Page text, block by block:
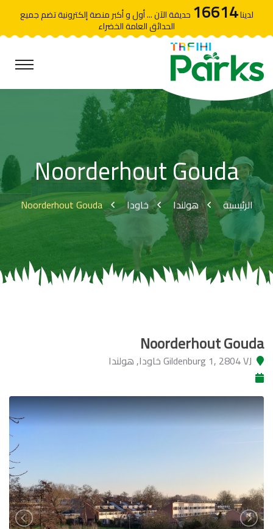
لدينا16614 حديقة الآن ... أول و أكبر منصة إلكترونية تضم جميع
الحدائق العامة الخضراء
Noorderhout Gouda
الرئيسية هولندا خاودا Noorderhout Gouda
Noorderhout Gouda
Gildenburg 1, 2804 VJ خاودا, هولندا